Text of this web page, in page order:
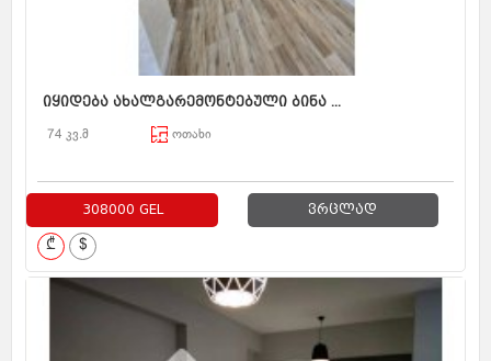
იყიდება ახალგარემონტებული ბინა ...
74 კვ.მ ოთახი
308000 GEL ვრცლად
₾ $